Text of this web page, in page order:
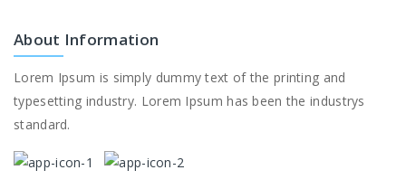
About Information
Lorem Ipsum is simply dummy text of the printing and
typesetting industry. Lorem Ipsum has been the industrys
standard.